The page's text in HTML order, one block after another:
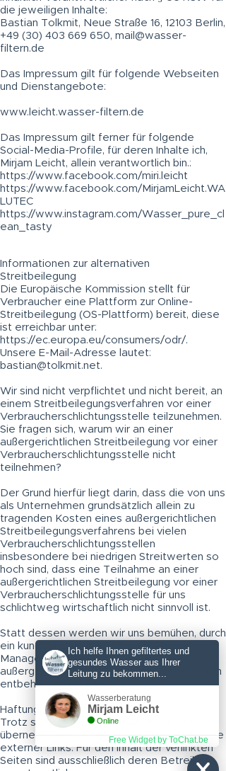
die jeweiligen Inhalte:
Bastian Tolkmit, Neue Straße 16, 12103 Berlin,
+49 (30) 403 669 650, mail@wasser-
filtern.de
Das Impressum gilt für folgende Webseiten
und Dienstangebote:
www.leicht.wasser-filtern.de
Das Impressum gilt ferner für folgende
Social-Media-Profile, für deren Inhalte ich,
Mirjam Leicht, allein verantwortlich bin.:
https://www.facebook.com/miri.leicht
https://www.facebook.com/MirjamLeicht.WA
LUTEC
https://www.instagram.com/Wasser_pure_cl
ean_tasty
Informationen zur alternativen
Streitbeilegung
Die Europäische Kommission stellt für
Verbraucher eine Plattform zur Online-
Streitbeilegung (OS-Plattform) bereit, diese
ist erreichbar unter:
https://ec.europa.eu/consumers/odr/.
Unsere E-Mail-Adresse lautet:
bastian@tolkmit.net.
Wir sind nicht verpflichtet und nicht bereit, an
einem Streitbeilegungsverfahren vor einer
Verbraucherschlichtungsstelle teilzunehmen.
Sie fragen sich, warum wir an einer
außergerichtlichen Streitbeilegung vor einer
Verbraucherschlichtungsstelle nicht
teilnehmen?
Der Grund hierfür liegt darin, dass die von uns
als Unternehmen grundsätzlich allein zu
tragenden Kosten eines außergerichtlichen
Streitbeilegungsverfahrens bei vielen
Verbraucherschlichtungsstellen
insbesondere bei niedrigen Streitwerten so
hoch sind, dass eine Teilnahme an einer
außergerichtlichen Streitbeilegung vor einer
Verbraucherschlichtungsstelle für uns
schlichtweg wirtschaftlich nicht sinnvoll ist.
Statt dessen werden wir uns bemühen, durch
ein kundenfreundliches Beschwerde-
Management die Durchführung
außergerichtlicher Streitbeilegungsverfahren
entbehrlich zu machen.
Haftungshinweis:
Trotz sorgfältiger inhaltlicher Kontrolle
übernehmen wir keine Haftung für die Inhalte
externer Links. Für den Inhalt der verlinkten
Seiten sind ausschließlich deren Betreiber
Ich helfe Ihnen gefiltertes und
gesundes Wasser aus Ihrer
Leitung zu bekommen...
Wasserberatung
Mirjam Leicht
Online
Free Widget by ToChat.be